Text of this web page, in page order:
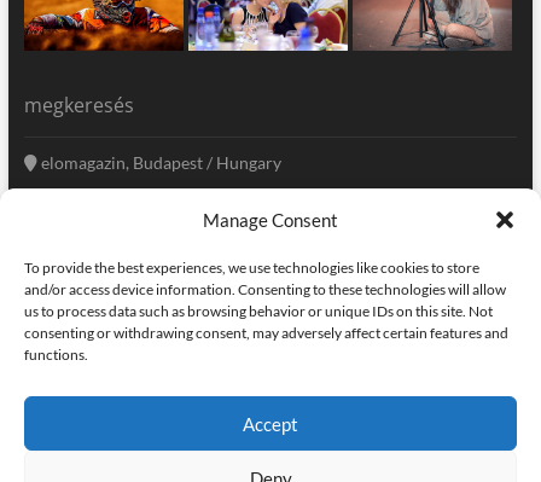
Manage Consent
To provide the best experiences, we use technologies like cookies to store
and/or access device information. Consenting to these technologies will allow
us to process data such as browsing behavior or unique IDs on this site. Not
consenting or withdrawing consent, may adversely affect certain features and
functions.
Accept
megkeresés
elomagazin, Budapest / Hungary
szerkesztoseg@elomagazin.com
elomagazin
home adatvédelem impresszum kapcsolat